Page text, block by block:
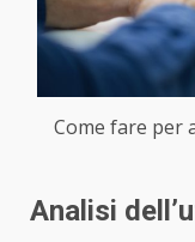
Come fare per
Analisi